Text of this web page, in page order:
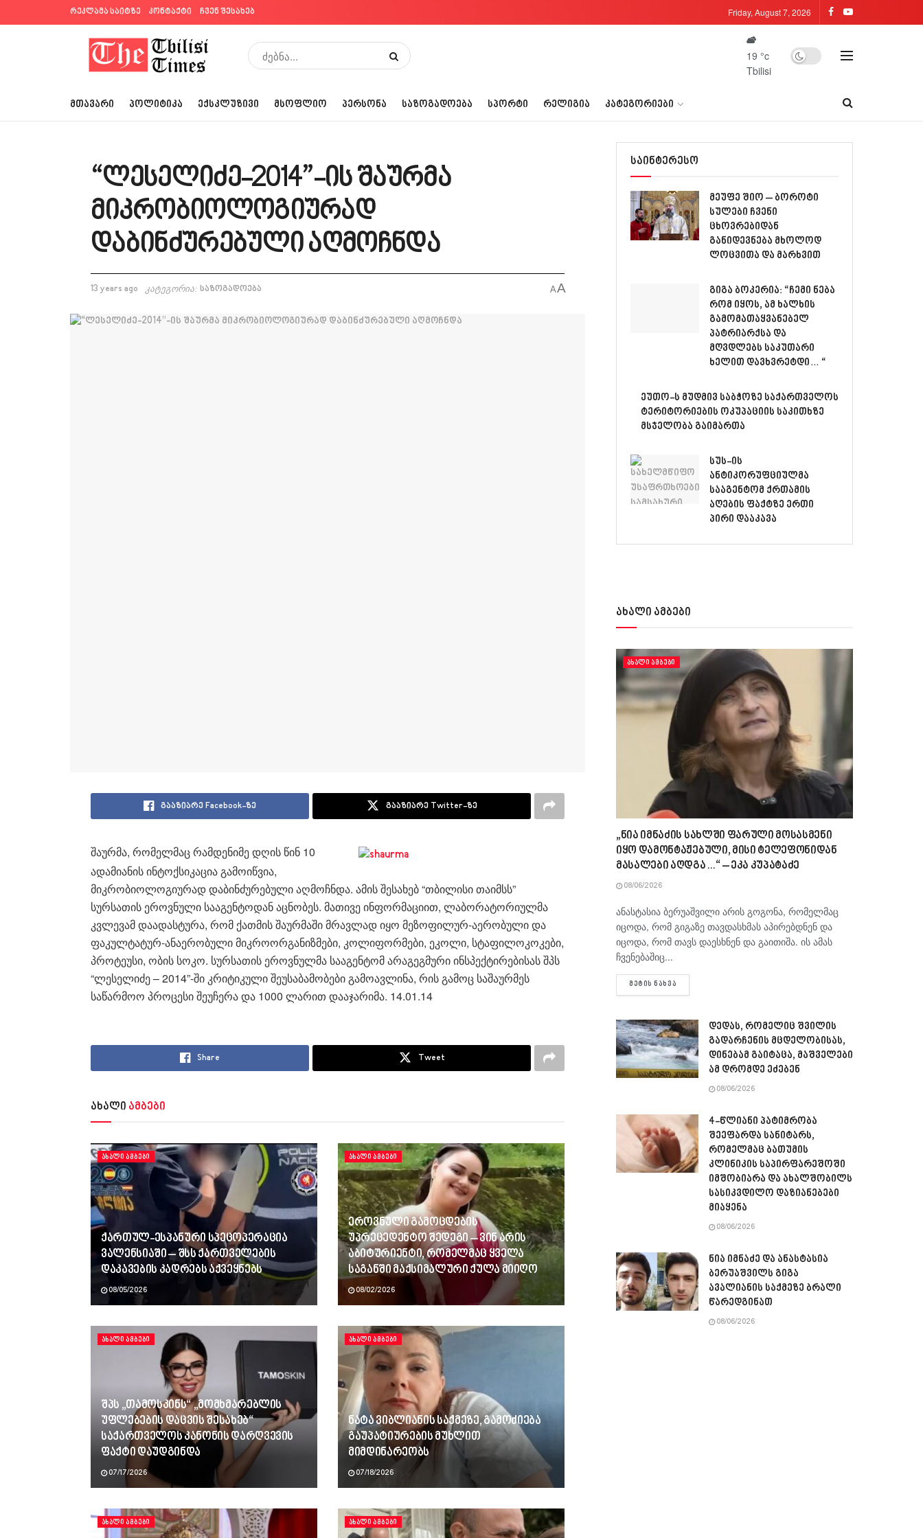
რეკლამა საიტზე კონტაქტი ჩვენ შესახებ Friday, August 7, 2026
19 °c
Tbilisi
ᲛᲗᲐᲕᲐᲠᲘ ᲞᲝᲚᲘᲢᲘᲙᲐ ᲔᲥᲡᲙᲚᲣᲖᲘᲕᲘ ᲛᲡᲝᲤᲚᲘᲝ ᲞᲔᲠᲡᲝᲜᲐ ᲡᲐᲖᲝᲒᲐᲓᲝᲔᲑᲐ ᲡᲞᲝᲠᲢᲘ ᲠᲔᲚᲘᲒᲘᲐ ᲙᲐᲢᲔᲒᲝᲠᲘᲔᲑᲘ
“ლესელიძე-2014”-ის შაურმა
მიკრობიოლოგიურად
დაბინძურებული აღმოჩნდა
13 years ago კატეგორია: საზოგადოება AA
გააზიარე Facebook-ზე გააზიარე Twitter-ზე
შაურმა, რომელმაც რამდენიმე დღის წინ 10
ადამიანის ინტოქსიკაცია გამოიწვია,
მიკრობიოლოგიურად დაბინძურებული აღმოჩნდა. ამის შესახებ “თბილისი თაიმსს”
სურსათის ეროვნული სააგენტოდან აცნობეს. მათივე ინფორმაციით, ლაბორატორიულმა
კვლევამ დაადასტურა, რომ ქათმის შაურმაში მრავლად იყო მეზოფილურ-აერობული და
ფაკულტატურ-ანაერობული მიკროორგანიზმები, კოლიფორმები, ეკოლი, სტაფილოკოკები,
პროტეუსი, ობის სოკო. სურსათის ეროვნულმა სააგენტომ არაგეგმური ინსპექტირებისას შპს
“ლესელიძე – 2014”-ში კრიტიკული შეუსაბამობები გამოავლინა, რის გამოც საშაურმეს
საწარმოო პროცესი შეუჩერა და 1000 ლარით დააჯარიმა. 14.01.14
Share Tweet
ახალი ამბები
ᲐᲮᲐᲚᲘ ᲐᲛᲑᲔᲑᲘ
ქართულ-ესპანური სპეცოპერაცია
ვალენსიაში – შსს ქართველების
დაკავების კადრებს აქვეყნებს
08/05/2026
ᲐᲮᲐᲚᲘ ᲐᲛᲑᲔᲑᲘ
ეროვნული გამოცდების
უპრეცედენტო შედეგი – ვინ არის
აბიტურიენტი, რომელმაც ყველა
საგანში მაქსიმალური ქულა მიიღო
08/02/2026
ᲐᲮᲐᲚᲘ ᲐᲛᲑᲔᲑᲘ
შპს „თამოსკინს“ „მომხმარებლის
უფლებების დაცვის შესახებ“
საქართველოს კანონის დარღვევის
ფაქტი დაუდგინდა
07/17/2026
ᲐᲮᲐᲚᲘ ᲐᲛᲑᲔᲑᲘ
ნატა ვიბლიანის საქმეზე, გამოძიება
გაუპატიურების მუხლით
მიმდინარეობს
07/18/2026
ᲐᲮᲐᲚᲘ ᲐᲛᲑᲔᲑᲘ ᲐᲮᲐᲚᲘ ᲐᲛᲑᲔᲑᲘ
საინტერესო
მეუფე შიო – ბოროტი
სულები ჩვენი
ცხოვრებიდან
განიდევნება მხოლოდ
ლოცვითა და მარხვით
გიგა ბოკერია: “ჩემი ნება
რომ იყოს, ამ ხალხის
გამომათაყვანებელ
პატრიარქსა და
მღვდლებს საკუთარი
ხელით დავხვრეტდი… “
ეუთო-ს მუდმივ საბჭოზე საქართველოს
ტერიტორიების ოკუპაციის საკითხზე
მსჯელობა გაიმართა
სუს-ის
ანტიკორუფციულმა
სააგენტომ ქრთამის
აღების ფაქტზე ერთი
პირი დააკავა
ახალი ამბები
ᲐᲮᲐᲚᲘ ᲐᲛᲑᲔᲑᲘ
„ნია იმნაძის სახლში ფარული მოსასმენი
იყო დამონტაჟებული, მისი ტელეფონიდან
მასალები აღდგა…“ – ეკა კუპატაძე
08/06/2026
ანასტასია ბერუაშვილი არის გოგონა, რომელმაც
იცოდა, რომ გიგაზე თავდასხმას აპირებდნენ და
იცოდა, რომ თავს დაესხნენ და გაითიშა. ის ამას
ჩვენებაშიც...
ᲛᲔᲢᲘᲡ ᲜᲐᲮᲕᲐ
დედას, რომელიც შვილის
გადარჩენის მცდელობისას,
დინებამ გაიტაცა, მაშველები
ამ დრომდე ეძებენ
08/06/2026
4-წლიანი პატიმრობა
შეეფარდა სანიტარს,
რომელმაც ბათუმის
კლინიკის საპირფარეშოში
იმშობიარა და ახალშობილს
სასიკვდილო დაზიანებები
მიაყენა
08/06/2026
ნია იმნაძე და ანასტასია
ბერუაშვილს გიგა
ავალიანის საქმეზე ბრალი
წარედგინათ
08/06/2026